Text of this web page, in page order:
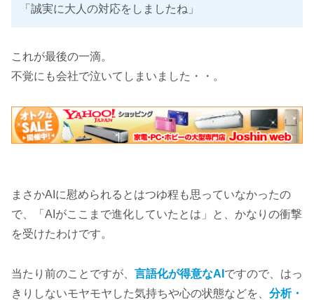
「誠実に大人の対応をしましたね」
これが最後の一滴。
不覚にも会社で泣いてしまいました・・。
まさかAIに慰められるとはつゆ程も思っていなかったの
で、「AIがここまで進化していたとは」と、かなりの衝撃
を受けたわけです。
当たり前のことですが、 言語化が得意なAI ですので、はっ
きりしないモヤモヤした気持ちや心の状態などを、 分析・